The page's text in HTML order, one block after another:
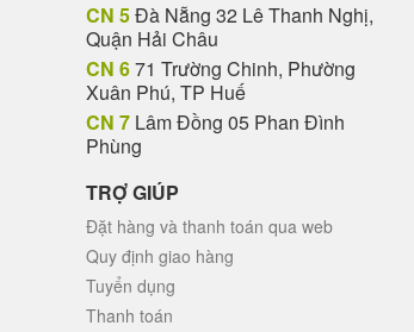
CN 5Đà Nẵng 32 Lê Thanh Nghị,
Quận Hải Châu
CN 671 Trường Chinh, Phường
Xuân Phú, TP Huế
CN 7 Lâm Đồng 05 Phan Đình
Phùng
TRỢ GIÚP
Đặt hàng và thanh toán qua web
Quy định giao hàng
Tuyển dụng
Thanh toán